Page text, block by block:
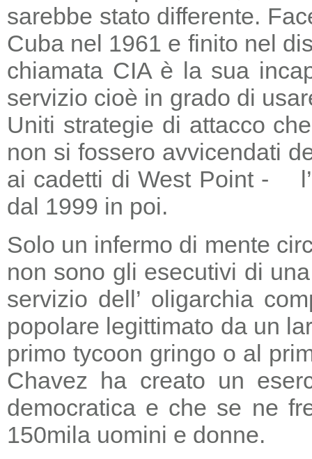
sarebbe stato differente.
Cuba nel 1961 e finito nel
chiamata CIA è la sua
servizio cioè in grado di
Uniti strategie di attacco
non si fossero avvicendati
ai cadetti di West Point - l’
dal 1999 in poi.
Solo un infermo di mente
non sono gli esecutivi di
servizio dell’ oligarchia
popolare legittimato da un
primo tycoon gringo o al
Chavez ha creato un
democratica e che se ne
150mila uomini e donne.